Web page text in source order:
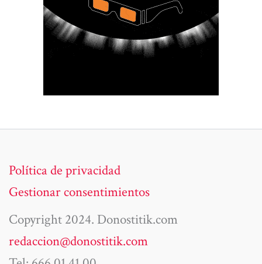
Política de privacidad
Gestionar consentimientos
Copyright 2024. Donostitik.com
redaccion@donostitik.com